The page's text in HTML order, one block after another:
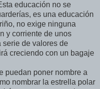
educación no se
es una educación
no exige ninguna
y corriente de unos
serie de valores de
creciendo con un bagaje
puedan poner nombre a
nombrar la estrella polar